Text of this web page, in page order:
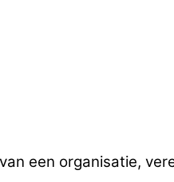
een organisatie,